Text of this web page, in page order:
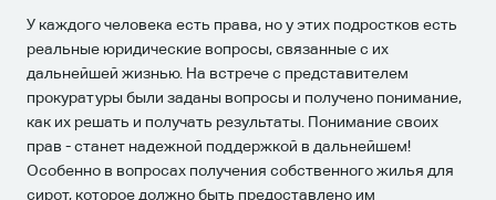
У каждого человека есть права, но у этих подростков есть
реальные юридические вопросы, связанные с их
дальнейшей жизнью. На встрече с представителем
прокуратуры были заданы вопросы и получено понимание,
как их решать и получать результаты. Понимание своих
прав - станет надежной поддержкой в дальнейшем!
Особенно в вопросах получения собственного жилья для
сирот, которое должно быть предоставлено им